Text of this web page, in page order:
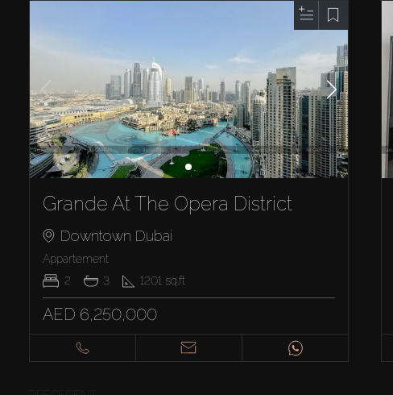
Grande At The Opera District
Downtown Dubai
Appartement
2
3 1201 sq.ft
AED 6,250,000